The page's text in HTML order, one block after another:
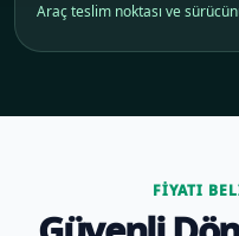
Araç teslim noktası ve
FIYATI